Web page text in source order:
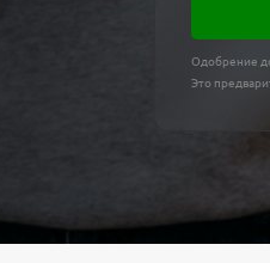
Одобрение
Это